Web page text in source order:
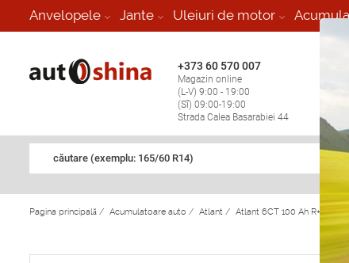
Anvelopele Jante Uleiuri de motor
+373 60 570 007
Magazin online
(L-V) 9:00 - 19:00
(Sî) 09:00-19:00
Strada Calea Basarabiei 44
căutare (exemplu: 165/60 R14)
Pagina principală / Acumulatoare auto / Atlant / Atlant 6CT 100 Ah R+